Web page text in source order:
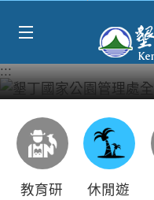
:::
教育研
休閒遊